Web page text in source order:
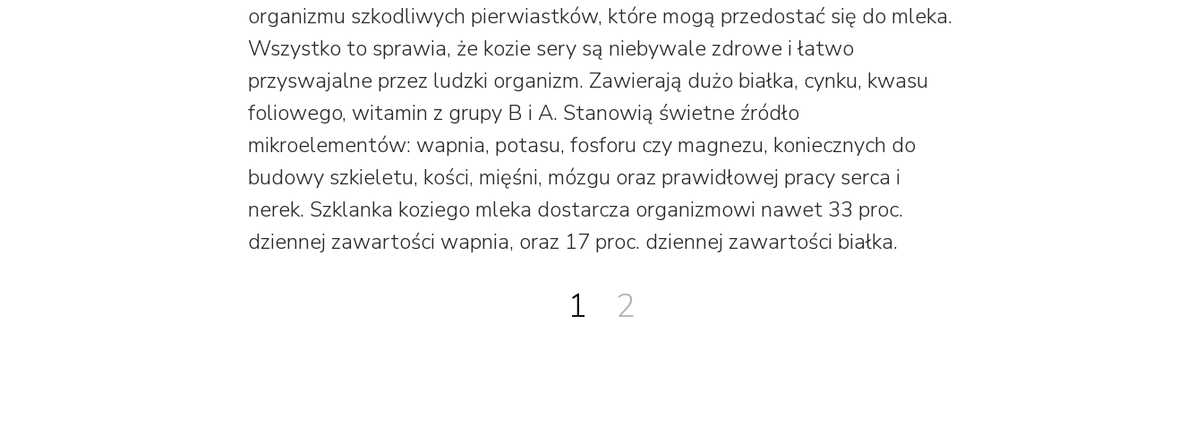
organizmu szkodliwych pierwiastków, które mogą przedostać się do mleka.
Wszystko to sprawia, że kozie sery są niebywale zdrowe i łatwo
przyswajalne przez ludzki organizm. Zawierają dużo białka, cynku, kwasu
foliowego, witamin z grupy B i A. Stanowią świetne źródło
mikroelementów: wapnia, potasu, fosforu czy magnezu, koniecznych do
budowy szkieletu, kości, mięśni, mózgu oraz prawidłowej pracy serca i
nerek. Szklanka koziego mleka dostarcza organizmowi nawet 33 proc.
dziennej zawartości wapnia, oraz 17 proc. dziennej zawartości białka.
1 2